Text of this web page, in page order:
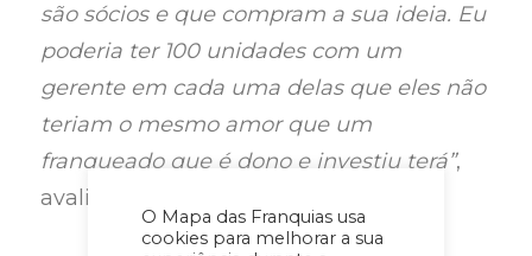
O Mapa das Franquias usa
cookies para melhorar a sua
são sócios e que compram a sua ideia. Eu
poderia ter 100 unidades com um
gerente em cada uma delas que eles não
teriam o mesmo amor que um
franqueado que é dono e investiu terá”,
avalia a empresária.